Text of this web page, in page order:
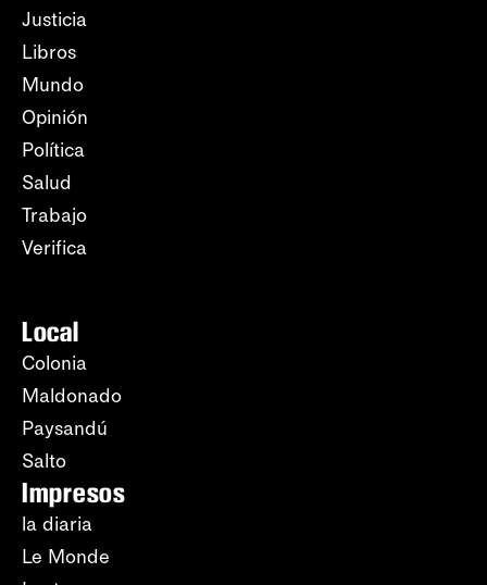
Justicia
Libros
Mundo
Opinión
Política
Salud
Trabajo
Verifica
Local
Colonia
Maldonado
Paysandú
Salto
Impresos
la diaria
Le Monde